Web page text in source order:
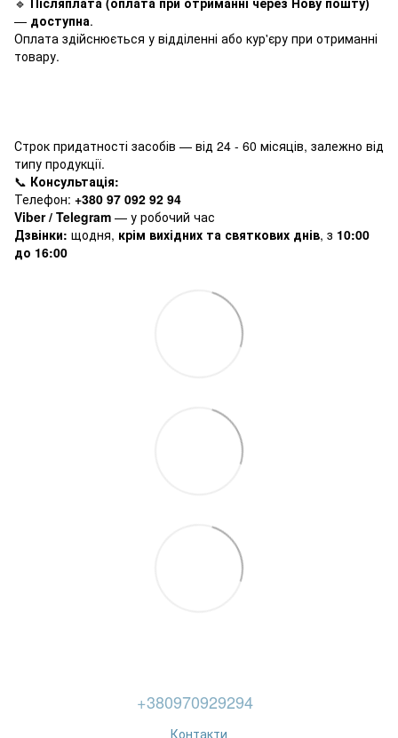
— доступна.
Оплата здійснюється у відділенні або кур'єру при отриманні
товару.
Строк придатності засобів — від 24 - 60 місяців, залежно від
типу продукції.
📞 Консультація:
Телефон: +380 97 092 92 94
Viber / Telegram — у робочий час
Дзвінки: щодня, крім вихідних та святкових днів, з 10:00
до 16:00
+380970929294
Контакти